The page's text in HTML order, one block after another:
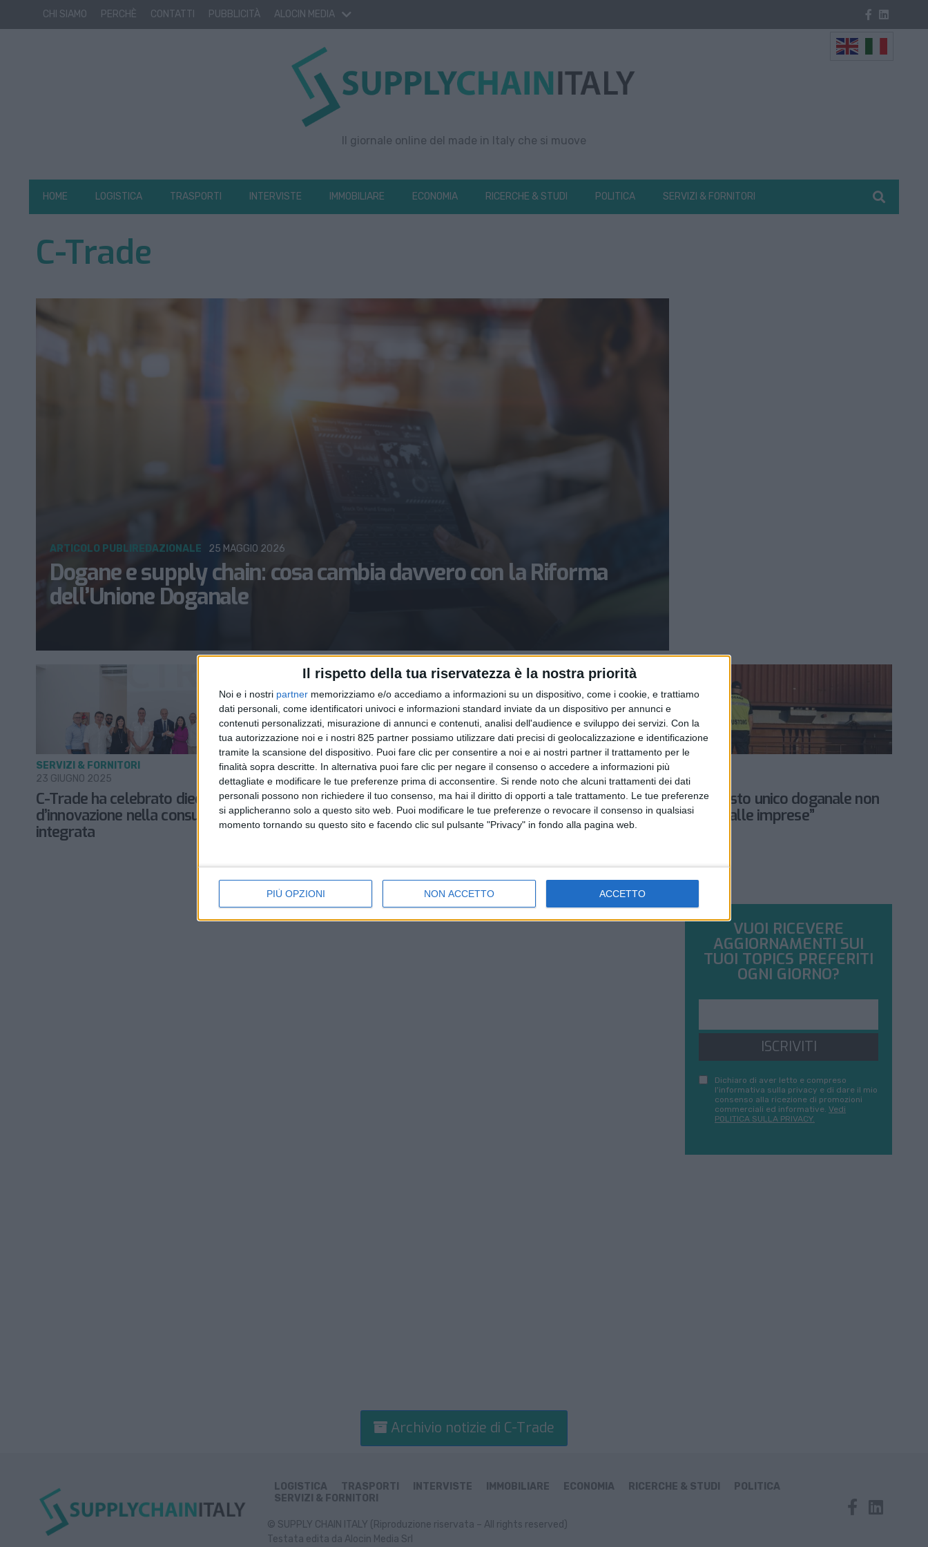
Il rispetto della tua riservatezza è la nostra priorità
Noi e i nostri partner memorizziamo e/o accediamo a informazioni su un dispositivo, come i cookie, e trattiamo
dati personali, come identificatori univoci e informazioni standard inviate da un dispositivo per annunci e
contenuti personalizzati, misurazione di annunci e contenuti, analisi dell'audience e sviluppo dei servizi. Con la
tua autorizzazione noi e i nostri 825 partner possiamo utilizzare dati precisi di geolocalizzazione e identificazione
tramite la scansione del dispositivo. Puoi fare clic per consentire a noi e ai nostri partner il trattamento per le
finalità sopra descritte. In alternativa puoi fare clic per negare il consenso o accedere a informazioni più
dettagliate e modificare le tue preferenze prima di acconsentire. Si rende noto che alcuni trattamenti dei dati
personali possono non richiedere il tuo consenso, ma hai il diritto di opporti a tale trattamento. Le tue preferenze
si applicheranno solo a questo sito web. Puoi modificare le tue preferenze o revocare il consenso in qualsiasi
momento tornando su questo sito e facendo clic sul pulsante "Privacy" in fondo alla pagina web.
PIÙ OPZIONI NON ACCETTO ACCETTO
CHI SIAMO PERCHÈ CONTATTI PUBBLICITÀ ALOCIN MEDIA
Il giornale online del made in Italy che si muove
HOME LOGISTICA TRASPORTI INTERVISTE IMMOBILIARE ECONOMIA RICERCHE & STUDI POLITICA SERVIZI & FORNITORI
C-Trade
Dogane e supply chain: cosa cambia davvero con la Riforma
dell’Unione Doganale
ARTICOLO PUBLIREDAZIONALE 25 MAGGIO 2026
C-Trade ha celebrato dieci anni
d’innovazione nella consulenza doganale
integrata
SERVIZI & FORNITORI
23 GIUGNO 2025
“La riforma del testo unico doganale non
semplifica la vita alle imprese”
SERVIZI & FORNITORI
7 OTTOBRE 2024
VUOI RICEVERE
AGGIORNAMENTI SUI
TUOI TOPICS PREFERITI
OGNI GIORNO?
ISCRIVITI
Dichiaro di aver letto e compreso
l'informativa sulla privacy e di dare il mio
consenso alla ricezione di promozioni
commerciali ed informative. Vedi
POLITICA SULLA PRIVACY.
Archivio notizie di C-Trade
LOGISTICA TRASPORTI INTERVISTE IMMOBILIARE ECONOMIA RICERCHE & STUDI
POLITICA
SERVIZI & FORNITORI
© SUPPLY CHAIN ITALY (Riproduzione riservata – All rights reserved)
Testata edita da Alocin Media Srl